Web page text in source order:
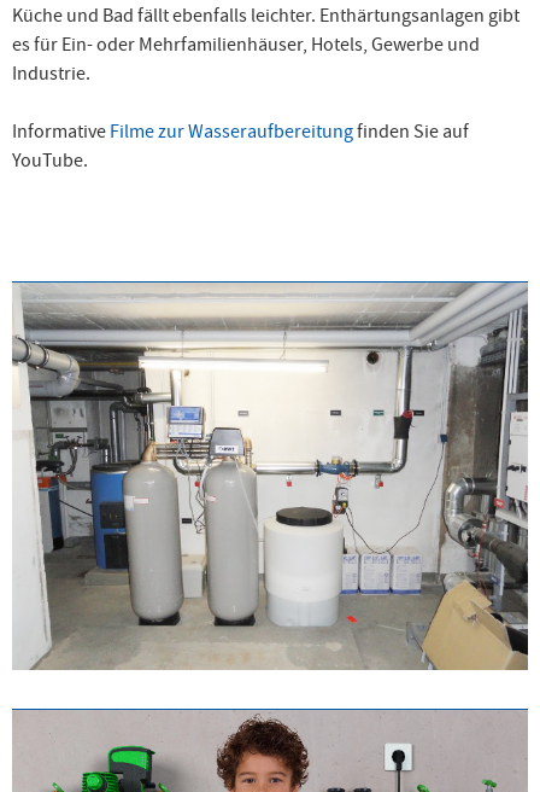
Küche und Bad fällt ebenfalls leichter. Enthärtungsanlagen gibt
es für Ein- oder Mehrfamilienhäuser, Hotels, Gewerbe und
Industrie.
Informative Filme zur Wasseraufbereitungfinden Sie auf
YouTube.